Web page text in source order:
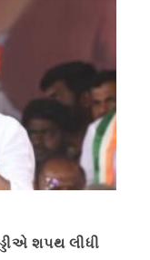
શપથ લીધી